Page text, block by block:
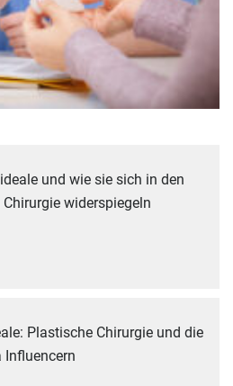
und wie sie sich in den
widerspiegeln
Plastische Chirurgie und die
Influencern